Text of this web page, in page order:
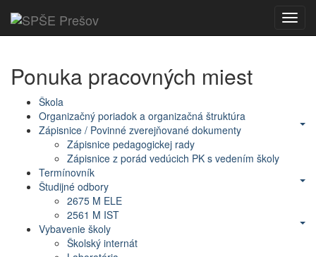
Ponuka pracovných miest
Škola
Organizačný poriadok a organizačná štruktúra
Zápisnice / Povinné zverejňované dokumenty
Zápisnice pedagogickej rady
Zápisnice z porád vedúcich PK s vedením školy
Termínovník
Študijné odbory
2675 M ELE
2561 M IST
Vybavenie školy
Školský internát